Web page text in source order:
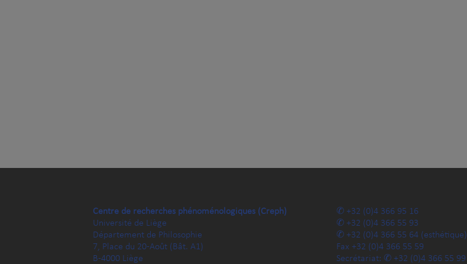
Centre de recherches phénoménologiques (Creph)
Université de Liège
Département de Philosophie
7, Place du 20-Août (Bât. A1)
B-4000 Liège
+32 (0)4 366 95 16
+32 (0)4 366 55 93
+32 (0)4 366 55 64 (esthétique)
Fax +32 (0)4 366 55 59
Secrétariat:
+32 (0)4 366 55 99